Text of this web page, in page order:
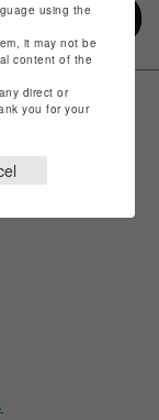
using the
it may not be
content of the
direct or
you for your